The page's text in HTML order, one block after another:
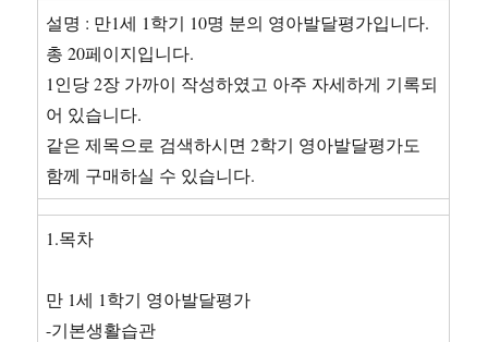
로
하
소
서
항
성
법
설명 : 만1세 1학기 10명 분의 영아발달평가입니다.
총 20페이지입니다.
1인당 2장 가까이 작성하였고 아주 자세하게 기록되
어 있습니다.
같은 제목으로 검색하시면 2학기 영아발달평가도
함께 구매하실 수 있습니다.
1.목차
만 1세 1학기 영아발달평가
-기본생활습관